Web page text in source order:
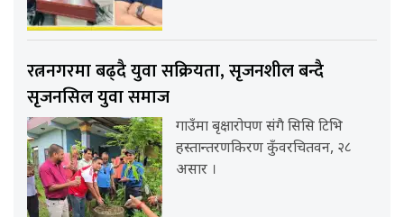
रत्ननगरमा बढ्दै युवा सक्रियता, सृजनशील बन्दै
सृजनसिल युवा समाज
गाउँमा बृक्षारोपण संगै सिसि टिभि
हस्तान्तरणकिरण कुँवरचितवन, २८
असार ।